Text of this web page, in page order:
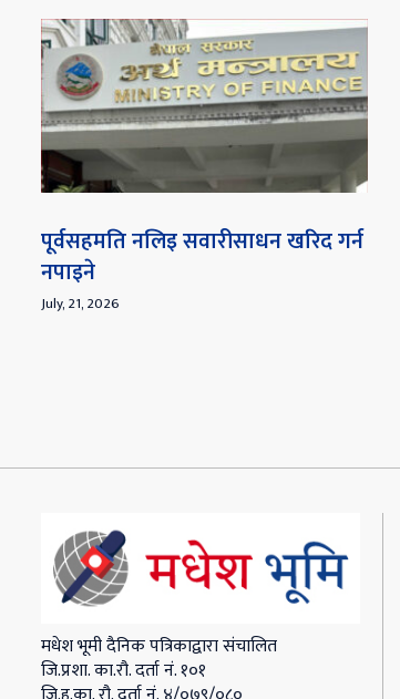
पूर्वसहमति नलिइ सवारीसाधन खरिद गर्न
नपाइने
July, 21, 2026
मधेश भूमी दैनिक पत्रिकाद्वारा संचालित
जि.प्रशा. का.रौ. दर्ता नं. १०१